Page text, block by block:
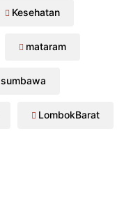
Kesehatan
mataram
sumbawa
LombokBarat